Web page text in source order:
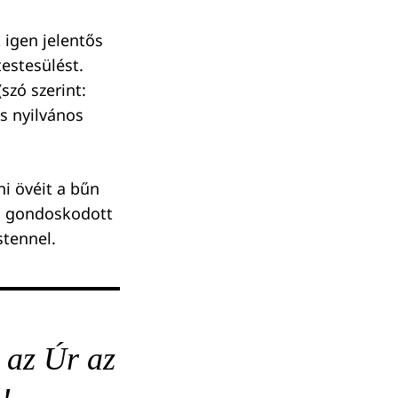
igen jelentős
szerint:
nyilvános
övéit a bűn
gondoskodott
Úr az